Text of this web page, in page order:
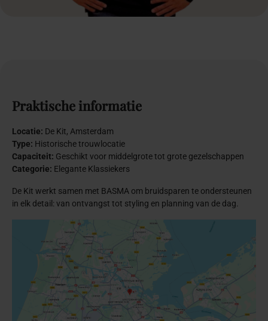
Praktische informatie
Locatie: De Kit, Amsterdam
Type: Historische trouwlocatie
Capaciteit: Geschikt voor middelgrote tot grote gezelschappen
Categorie: Elegante Klassiekers
De Kit werkt samen met BASMA om bruidsparen te ondersteunen
in elk detail: van ontvangst tot styling en planning van de dag.